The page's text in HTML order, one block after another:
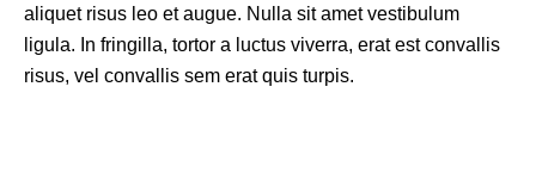
aliquet risus leo et augue. Nulla sit amet vestibulum
ligula. In fringilla, tortor a luctus viverra, erat est convallis
risus, vel convallis sem erat quis turpis.